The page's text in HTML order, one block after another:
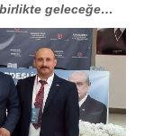
geleceğe…